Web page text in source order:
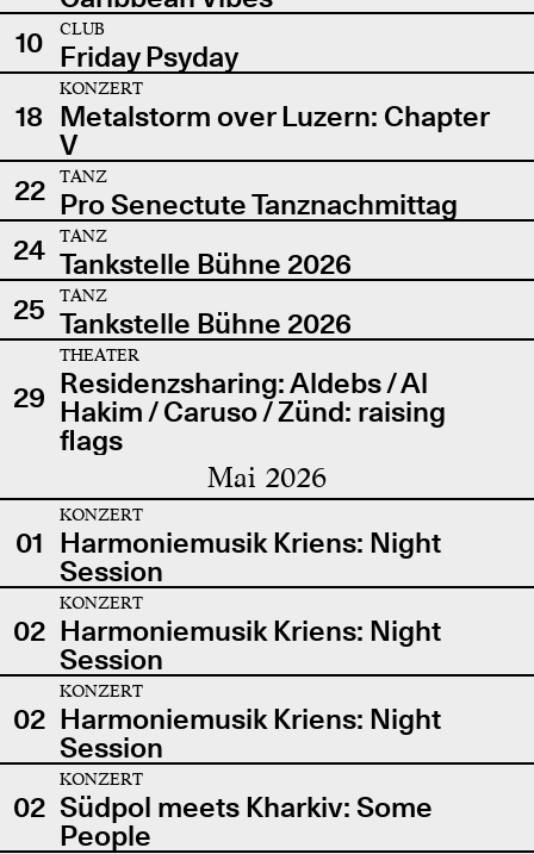
10
CLUB
Friday Psyday
18
KONZERT
Metalstorm over Luzern: Chapter
V
22
TANZ
Pro Senectute Tanznachmittag
24
TANZ
Tankstelle Bühne 2026
25
TANZ
Tankstelle Bühne 2026
29
THEATER
Residenzsharing: Aldebs / Al
Hakim / Caruso / Zünd: raising
flags
Mai 2026
01
KONZERT
Harmoniemusik Kriens: Night
Session
02
KONZERT
Harmoniemusik Kriens: Night
Session
02
KONZERT
Harmoniemusik Kriens: Night
Session
02
KONZERT
Südpol meets Kharkiv: Some
People